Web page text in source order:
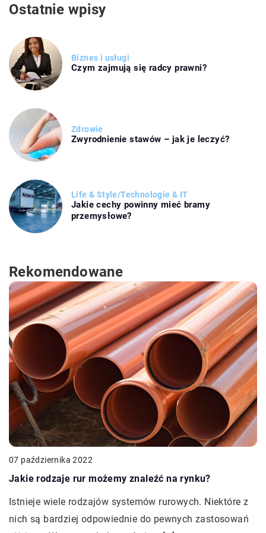
Ostatnie wpisy
Biznes i usługi
Czym zajmują się radcy prawni?
Zdrowie
Zwyrodnienie stawów – jak je leczyć?
Life & Style/Technologie & IT
Jakie cechy powinny mieć bramy
przemysłowe?
Rekomendowane
07 października 2022
Jakie rodzaje rur możemy znaleźć na rynku?
Istnieje wiele rodzajów systemów rurowych. Niektóre z
nich są bardziej odpowiednie do pewnych zastosowań